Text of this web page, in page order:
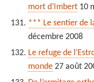
mort d’Imbert 10
*** Le sentier de
décembre 2008
Le refuge de
monde 27 août